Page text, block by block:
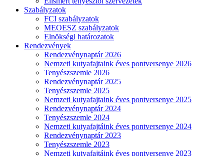
Szabályzatok
FCI szabályzatok
MEOESZ szabályzatok
Elnökségi határozatok
Rendezvények
Rendezvénynaptár 2026
Nemzeti kutyafajtaink éves pontversenye 2026
Tenyészszemle 2026
Rendezvénynaptár 2025
Tenyészszemle 2025
Nemzeti kutyafajtaink éves pontversenye 2025
Rendezvénynaptár 2024
Tenyészszemle 2024
Nemzeti kutyafajtáink éves pontversenye 2024
Rendezvénynaptár 2023
Tenyészszemle 2023
Nemzeti kutyafajtáink éves pontversenye 2023